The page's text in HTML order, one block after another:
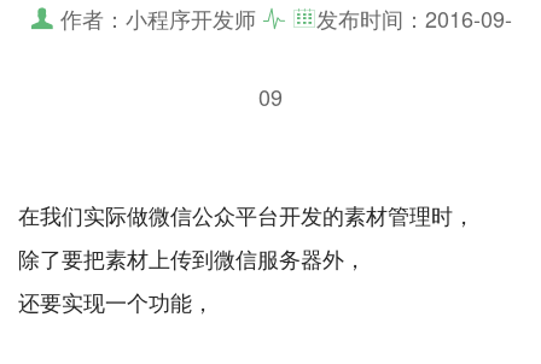
作者：小程序开发师 发布时间： 2016-09-
09
在我们实际做微信公众平台开发的素材管理时，
除了要把素材上传到微信服务器外，
还要实现一个功能，